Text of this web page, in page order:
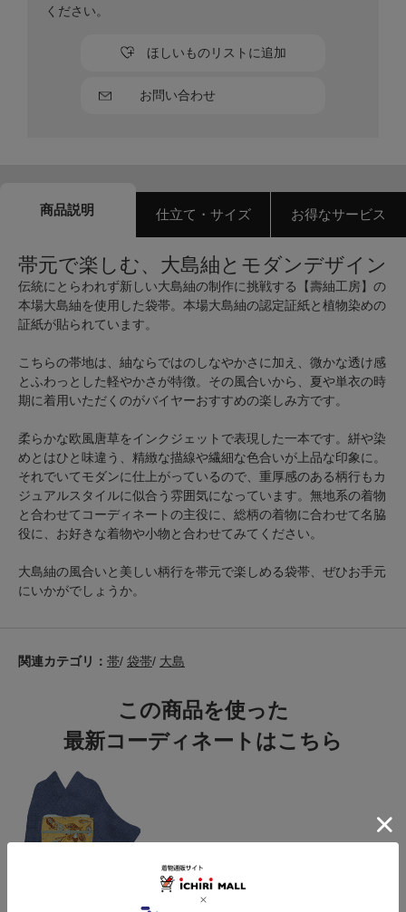
お問い合わせ
ほしいものリストに追加
ください。
商品説明 仕立て・サイズ お得なサービス
帯元で楽しむ、大島紬とモダンデザイン
伝統にとらわれず新しい大島紬の制作に挑戦する【壽紬工房】の
本場大島紬を使用した袋帯。本場大島紬の認定証紙と植物染めの
証紙が貼られています。
こちらの帯地は、紬ならではのしなやかさに加え、微かな透け感
とふわっとした軽やかさが特徴。その風合いから、夏や単衣の時
期に着用いただくのがバイヤーおすすめの楽しみ方です。
柔らかな欧風唐草をインクジェットで表現した一本です。絣や染
めとはひと味違う、精緻な描線や繊細な色合いが上品な印象に。
それでいてモダンに仕上がっているので、重厚感のある柄行もカ
ジュアルスタイルに似合う雰囲気になっています。無地系の着物
と合わせてコーディネートの主役に、総柄の着物に合わせて名脇
役に、お好きな着物や小物と合わせてみてください。
大島紬の風合いと美しい柄行を帯元で楽しめる袋帯、ぜひお手元
にいかがでしょうか。
関連カテゴリ： 帯/ 袋帯/ 大島
この商品を使った
最新コーディネートはこちら